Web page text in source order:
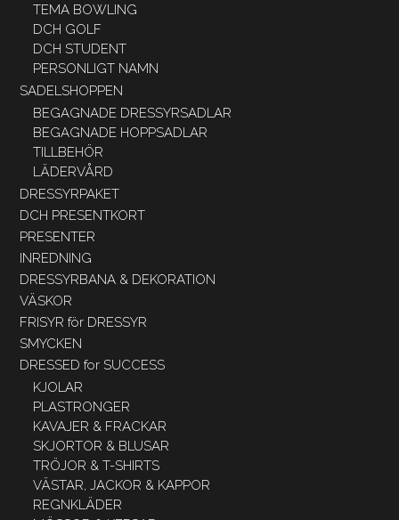
TEMA BOWLING
DCH GOLF
DCH STUDENT
PERSONLIGT NAMN
SADELSHOPPEN
BEGAGNADE DRESSYRSADLAR
BEGAGNADE HOPPSADLAR
TILLBEHÖR
LÄDERVÅRD
DRESSYRPAKET
DCH PRESENTKORT
PRESENTER
INREDNING
DRESSYRBANA & DEKORATION
VÄSKOR
FRISYR för DRESSYR
SMYCKEN
DRESSED for SUCCESS
KJOLAR
PLASTRONGER
KAVAJER & FRACKAR
SKJORTOR & BLUSAR
TRÖJOR & T-SHIRTS
VÄSTAR, JACKOR & KAPPOR
REGNKLÄDER